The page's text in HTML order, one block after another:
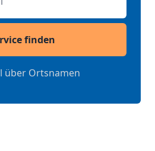
finden
über Ortsnamen